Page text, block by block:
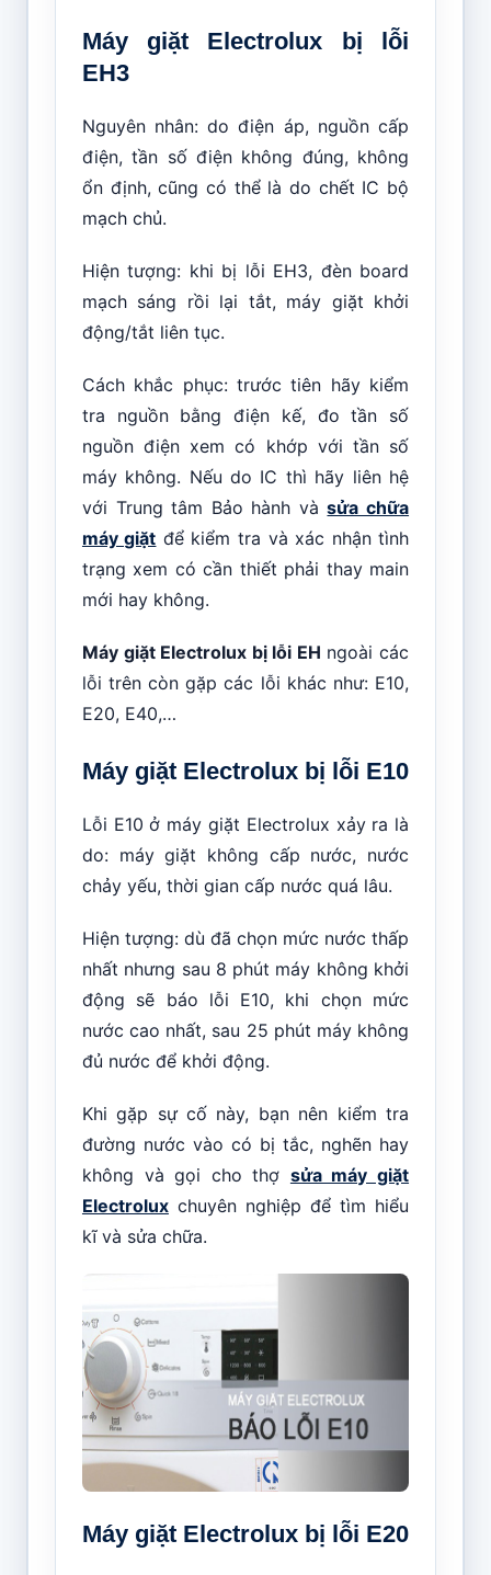
Máy giặt Electrolux bị lỗi
EH3
Nguyên nhân: do điện áp, nguồn cấp
điện, tần số điện không đúng, không
ổn định, cũng có thể là do chết IC bộ
mạch chủ.
Hiện tượng: khi bị lỗi EH3, đèn board
mạch sáng rồi lại tắt, máy giặt khởi
động/tắt liên tục.
Cách khắc phục: trước tiên hãy kiểm
tra nguồn bằng điện kế, đo tần số
nguồn điện xem có khớp với tần số
máy không. Nếu do IC thì hãy liên hệ
với Trung tâm Bảo hành vàsửa chữa
máy giặt để kiểm tra và xác nhận tình
trạng xem có cần thiết phải thay main
mới hay không.
Máy giặt Electrolux bị lỗi EH ngoài các
lỗi trên còn gặp các lỗi khác như: E10,
E20, E40,…
Máy giặt Electrolux bị lỗi E10
Lỗi E10 ở máy giặt Electrolux xảy ra là
do: máy giặt không cấp nước, nước
chảy yếu, thời gian cấp nước quá lâu.
Hiện tượng: dù đã chọn mức nước thấp
nhất nhưng sau 8 phút máy không khởi
động sẽ báo lỗi E10, khi chọn mức
nước cao nhất, sau 25 phút máy không
đủ nước để khởi động.
Khi gặp sự cố này, bạn nên kiểm tra
đường nước vào có bị tắc, nghẽn hay
không và gọi cho thợ sửa máy giặt
Electroluxchuyên nghiệp để tìm hiểu
kĩ và sửa chữa.
Máy giặt Electrolux bị lỗi E20